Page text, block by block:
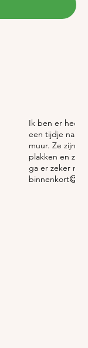
Ik ben er heel
een tijdje naar
muur. Ze zijn
plakken en
ga er zeker
binnenkort😋🌱